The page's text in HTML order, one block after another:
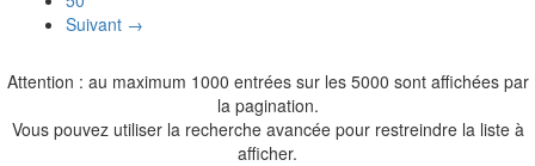
Suivant →
Attention : au maximum 1000 entrées sur les 5000 sont affichées par
la pagination.
Vous pouvez utiliser la recherche avancée pour restreindre la liste à
afficher.